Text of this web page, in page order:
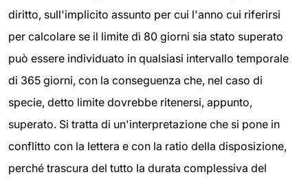
diritto, sull'implicito assunto per cui l'anno cui riferirsi
per calcolare se il limite dì 80 giorni sia stato superato
può essere individuato in qualsiasi intervallo temporale
di 365 giorni, con la conseguenza che, nel caso di
specie, detto limite dovrebbe ritenersi, appunto,
superato. Si tratta di un'interpretazione che si pone in
conflitto con la lettera e con la ratio della disposizione,
perché trascura del tutto la durata complessiva del